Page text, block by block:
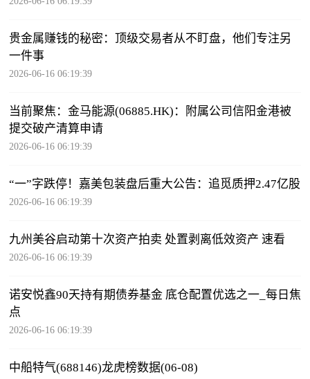
贵金属赚钱的秘密：顶级交易者从不盯盘，他们专注另
一件事
2026-06-16 06:19:39
当前聚焦：金马能源(06885.HK)：附属公司信阳金港被
提交破产清算申请
2026-06-16 06:19:39
“一”字跌停！嘉美包装盘后重大公告：追觅质押2.47亿股
2026-06-16 06:19:39
九州美谷启动第十次资产拍卖 处置剥离低效资产 速看
2026-06-16 06:19:39
诺安悦鑫90天持有期债券基金 底仓配置优选之一_每日焦
点
2026-06-16 06:19:39
中船特气(688146)龙虎榜数据(06-08)